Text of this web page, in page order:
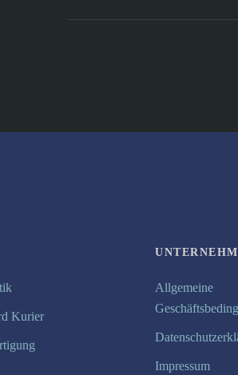
Kurier
Allgemeine
Impressum